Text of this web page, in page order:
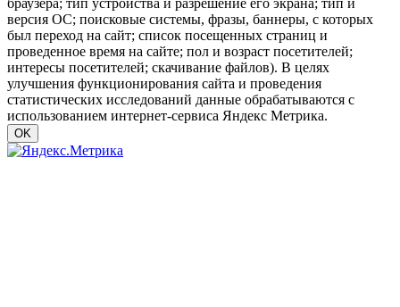
версия ОС; поисковые системы, фразы, баннеры, с которых
был переход на сайт; список посещенных страниц и
проведенное время на сайте; пол и возраст посетителей;
интересы посетителей; скачивание файлов). В целях
улучшения функционирования сайта и проведения
статистических исследований данные обрабатываются с
использованием интернет-сервиса Яндекс Метрика.
OK